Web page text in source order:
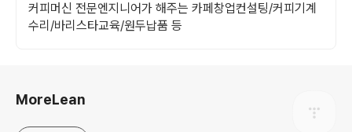
커피머신 전문엔지니어가 해주는 카페창업컨설팅/커피기계
수리/바리스타교육/원두납품 등
MoreLean